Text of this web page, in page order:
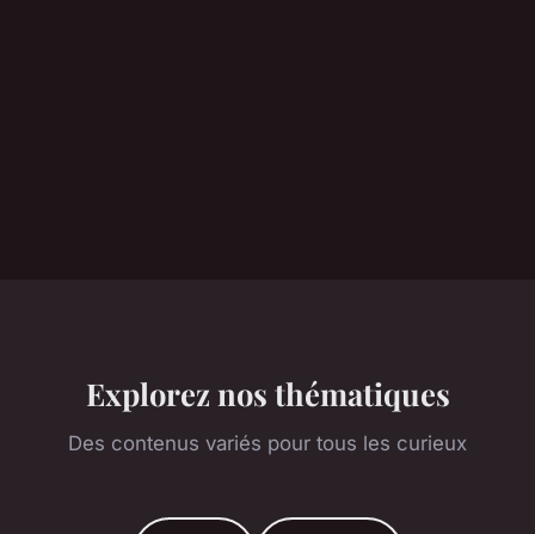
Explorez nos thématiques
Des contenus variés pour tous les curieux